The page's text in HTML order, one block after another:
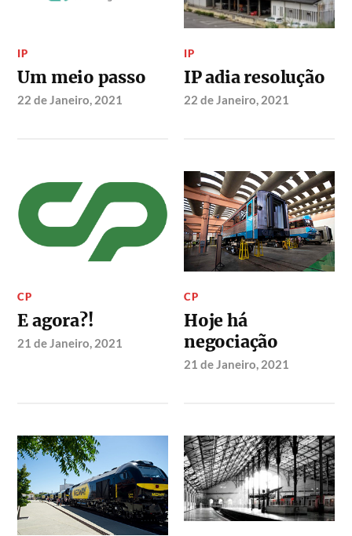
IP
Um meio passo
22 de Janeiro, 2021
IP
IP adia resolução
22 de Janeiro, 2021
CP
E agora?!
21 de Janeiro, 2021
CP
Hoje há
negociação
21 de Janeiro, 2021